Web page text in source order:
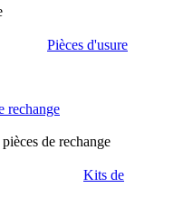
Pièces d'usure
rechange
de rechange
Kits de